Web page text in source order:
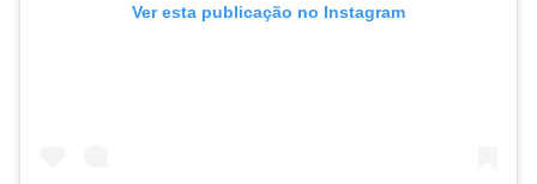
Ver esta publicação no Instagram